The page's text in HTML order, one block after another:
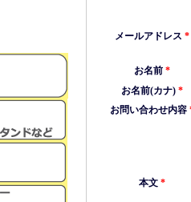
メールアドレス *
お名前*
お名前(カナ)*
お問い合わせ内容
本文*